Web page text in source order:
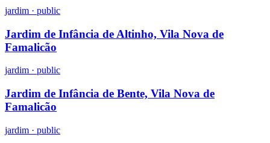
jardim · public
Jardim de Infância de Altinho, Vila Nova de
Famalicão
jardim · public
Jardim de Infância de Bente, Vila Nova de
Famalicão
jardim · public